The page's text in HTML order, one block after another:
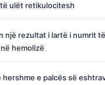
ulët retikulocitesh
një rezultat i lartë i numrit të
hemolizë
hershme e palcës së